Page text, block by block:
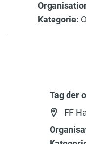
Kategorie:
Tag der
FF